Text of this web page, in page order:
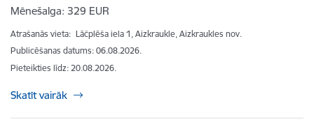
Mēnešalga: 329 EUR
Atrašanās vieta: Lāčplēša iela 1, Aizkraukle, Aizkraukles nov.
Publicēšanas datums: 06.08.2026.
Pieteikties līdz: 20.08.2026.
Skatīt vairāk